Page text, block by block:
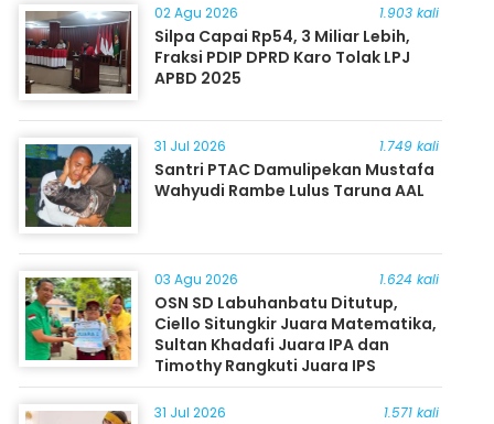
02 Agu 2026 1.903 kali
Silpa Capai Rp54, 3 Miliar Lebih,
Fraksi PDIP DPRD Karo Tolak LPJ
APBD 2025
31 Jul 2026 1.749 kali
Santri PTAC Damulipekan Mustafa
Wahyudi Rambe Lulus Taruna AAL
03 Agu 2026 1.624 kali
OSN SD Labuhanbatu Ditutup,
Ciello Situngkir Juara Matematika,
Sultan Khadafi Juara IPA dan
Timothy Rangkuti Juara IPS
31 Jul 2026 1.571 kali